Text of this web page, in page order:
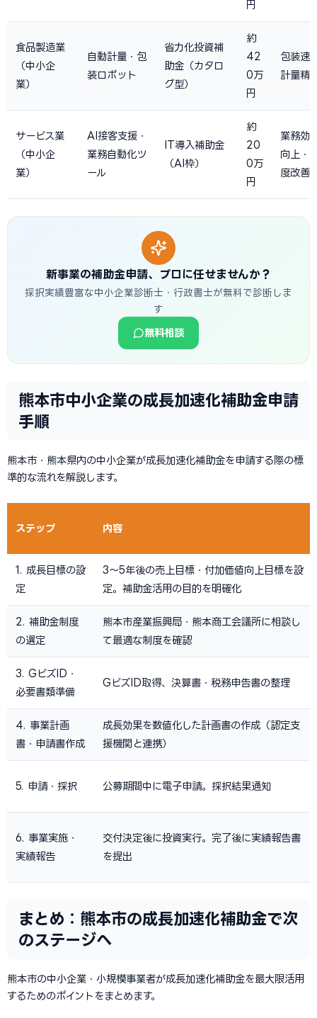
円
食品製造業
（中小企
業）
自動計量・包
装ロボット
省力化投資補
助金（カタロ
グ型）
約
42
0万
円
包装速
計量精
サービス業
（中小企
業）
AI接客支援・
業務自動化ツ
ール
IT導入補助金
（AI枠）
約
20
0万
円
業務効
向上・
度改善
新事業の補助金申請、プロに任せませんか？
採択実績豊富な中小企業診断士・行政書士が無料で診断しま
す
無料相談
熊本市中小企業の成長加速化補助金申請
手順
熊本市・熊本県内の中小企業が成長加速化補助金を申請する際の標
準的な流れを解説します。
ステップ 内容
1. 成長目標の設
定
3〜5年後の売上目標・付加価値向上目標を設
定。補助金活用の目的を明確化
2. 補助金制度
の選定
熊本市産業振興局・熊本商工会議所に相談し
て最適な制度を確認
3. GビズID・
必要書類準備
GビズID取得、決算書・税務申告書の整理
4. 事業計画
書・申請書作成
成長効果を数値化した計画書の作成（認定支
援機関と連携）
5. 申請・採択 公募期間中に電子申請。採択結果通知
6. 事業実施・
実績報告
交付決定後に投資実行。完了後に実績報告書
を提出
まとめ：熊本市の成長加速化補助金で次
のステージへ
熊本市の中小企業・小規模事業者が成長加速化補助金を最大限活用
するためのポイントをまとめます。